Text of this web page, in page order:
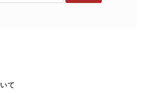
て